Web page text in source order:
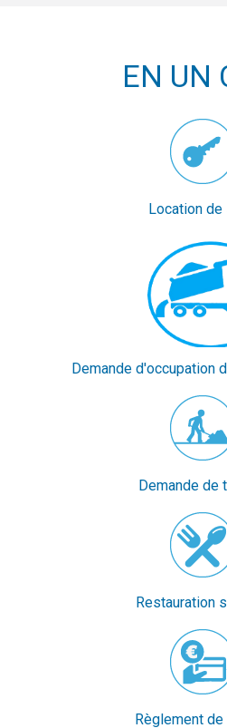
EN UN
Location de
Demande d'occupation
Demande de
Restauration
Règlement